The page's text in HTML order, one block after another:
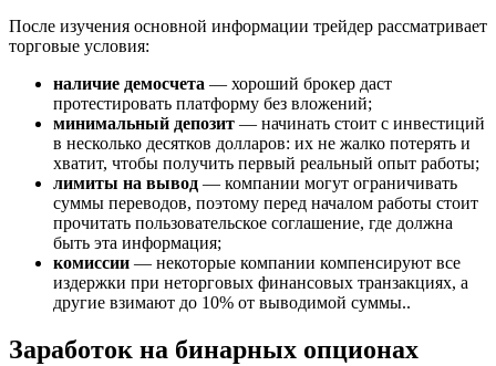
После изучения основной информации трейдер рассматривает
торговые условия:
наличие демосчета — хороший брокер даст
протестировать платформу без вложений;
минимальный депозит — начинать стоит с инвестиций
в несколько десятков долларов: их не жалко потерять и
хватит, чтобы получить первый реальный опыт работы;
лимиты на вывод — компании могут ограничивать
суммы переводов, поэтому перед началом работы стоит
прочитать пользовательское соглашение, где должна
быть эта информация;
комиссии — некоторые компании компенсируют все
издержки при неторговых финансовых транзакциях, а
другие взимают до 10% от выводимой суммы..
Заработок на бинарных опционах